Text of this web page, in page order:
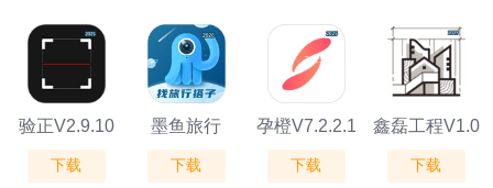
验正V2.9.10
下载
墨鱼旅行
V4.52.0.0
下载
孕橙V7.2.2.1
下载
鑫磊工程V1.0
下载